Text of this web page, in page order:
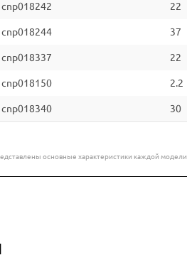
cnp018242 22
cnp018244 37
cnp018337 22
cnp018150 2.2
cnp018340 30
основные характеристики каждой